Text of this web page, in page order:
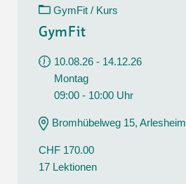
GymFit / Kurs
GymFit
10.08.26 - 14.12.26
Montag
09:00 - 10:00 Uhr
Bromhübelweg 15, Arlesheim
CHF 170.00
17 Lektionen